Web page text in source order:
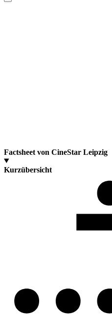
Factsheet von CineStar Leipzig
Kurzübersicht